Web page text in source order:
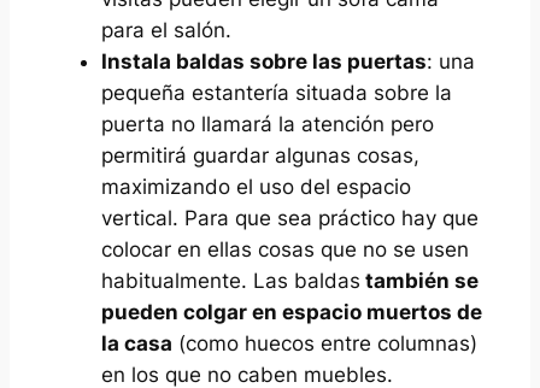
para el salón.
Instala baldas sobre las puertas: una
pequeña estantería situada sobre la
puerta no llamará la atención pero
permitirá guardar algunas cosas,
maximizando el uso del espacio
vertical. Para que sea práctico hay que
colocar en ellas cosas que no se usen
habitualmente. Las baldas también se
pueden colgar en espacio muertos de
la casa (como huecos entre columnas)
en los que no caben muebles.